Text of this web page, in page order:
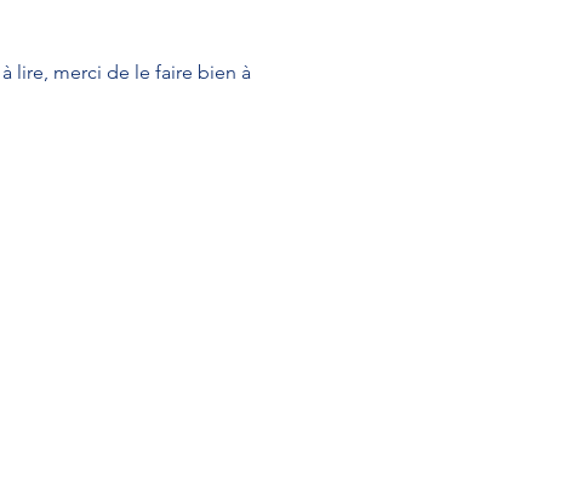
lire, merci de le faire bien à